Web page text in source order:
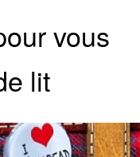
vous
lit